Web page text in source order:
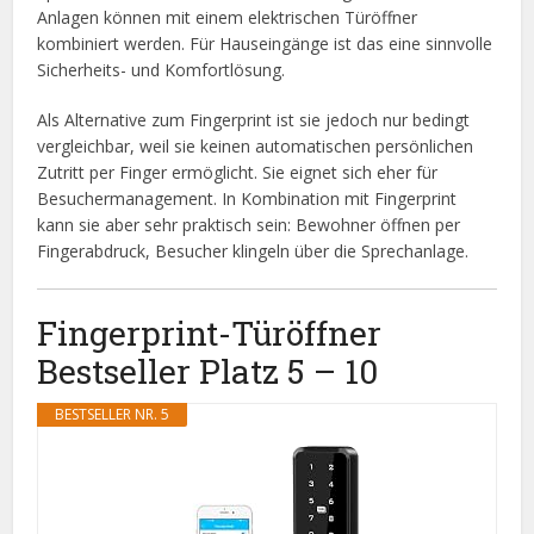
Anlagen können mit einem elektrischen Türöffner
kombiniert werden. Für Hauseingänge ist das eine sinnvolle
Sicherheits- und Komfortlösung.
Als Alternative zum Fingerprint ist sie jedoch nur bedingt
vergleichbar, weil sie keinen automatischen persönlichen
Zutritt per Finger ermöglicht. Sie eignet sich eher für
Besuchermanagement. In Kombination mit Fingerprint
kann sie aber sehr praktisch sein: Bewohner öffnen per
Fingerabdruck, Besucher klingeln über die Sprechanlage.
Fingerprint-Türöffner
Bestseller Platz 5 – 10
BESTSELLER NR. 5